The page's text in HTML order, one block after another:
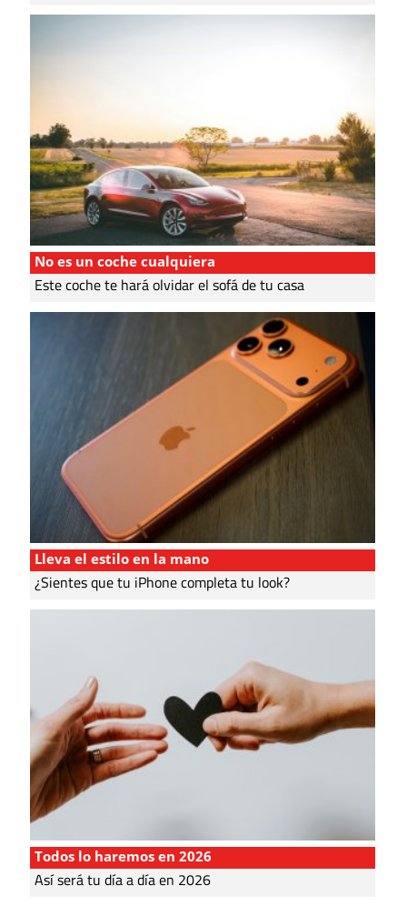
No es un coche cualquiera
Este coche te hará olvidar el sofá de tu casa
Lleva el estilo en la mano
¿Sientes que tu iPhone completa tu look?
Todos lo haremos en 2026
Así será tu día a día en 2026